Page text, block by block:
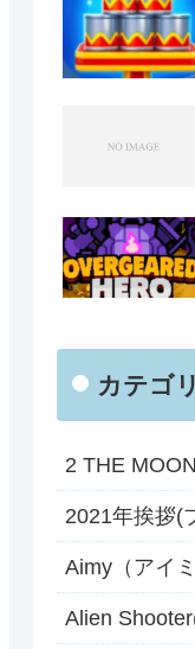
カテゴ
2 THE MOON
2021年挨拶(
Aimy（アイミ
Alien